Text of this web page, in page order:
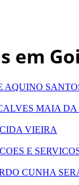
em
AQUINO
MAIA DA
VIEIRA
E
CUNHA